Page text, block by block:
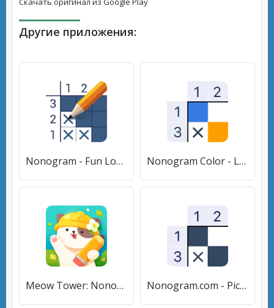
Другие приложения:
Nonogram - Fun Logic Puzzle (Нонограмма) [МОД Много денег] APK Android Nonogram Color - Logic Puzzle [МОД Premium] APK Android
Meow Tower: Nonogram (Picross) (Мяу Тауэр) [МОД Mega Pack] APK Android Nonogram.com - Picture Cross [МОД Бесконечные монеты] APK Android